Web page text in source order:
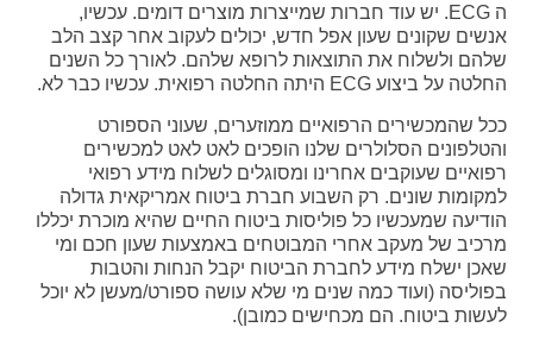
ה ECG. יש עוד חברות שמייצרות מוצרים דומים. עכשיו,
אנשים שקונים שעון אפל חדש, יכולים לעקוב אחר קצב הלב
שלהם ולשלוח את התוצאות לרופא שלהם. לאורך כל השנים
החלטה על ביצוע ECG היתה החלטה רפואית. עכשיו כבר לא.
ככל שהמכשירים הרפואיים ממוזערים, שעוני הספורט
והטלפונים הסלולרים שלנו הופכים לאט לאט למכשירים
רפואיים שעוקבים אחרינו ומסוגלים לשלוח מידע רפואי
למקומות שונים. רק השבוע חברת ביטוח אמריקאית גדולה
הודיעה שמעכשיו כל פוליסות ביטוח החיים שהיא מוכרת יכללו
מרכיב של מעקב אחרי המבוטחים באמצעות שעון חכם ומי
שאכן ישלח מידע לחברת הביטוח יקבל הנחות והטבות
בפוליסה (ועוד כמה שנים מי שלא עושה ספורט/מעשן לא יוכל
לעשות ביטוח. הם מכחישים כמובן).